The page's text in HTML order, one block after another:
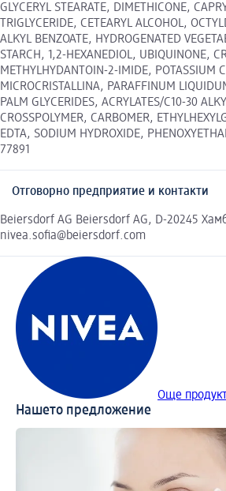
GLYCERYL STEARATE, DIMETHICONE,
TRIGLYCERIDE, CETEARYL ALCOHOL,
ALKYL BENZOATE, HYDROGENATED
STARCH, 1,2-HEXANEDIOL, UBIQUINONE,
METHYLHYDANTOIN-2-IMIDE, POTASSIUM
MICROCRISTALLINA, PARAFFINUM
PALM GLYCERIDES, ACRYLATES/C10-30
CROSSPOLYMER, CARBOMER,
EDTA, SODIUM HYDROXIDE,
77891
Отговорно предприятие и контакти
Beiersdorf AG Beiersdorf AG, D-20245
nivea.sofia@beiersdorf.com
Още
Нашето предложение